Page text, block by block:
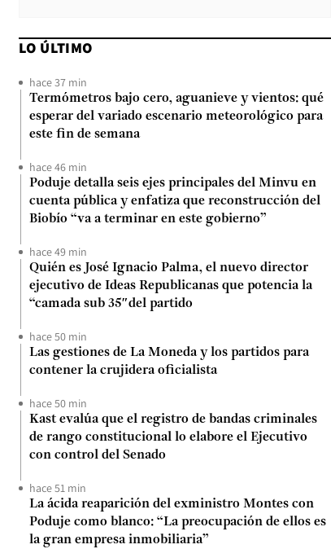
LO ÚLTIMO
hace 37 min
Termómetros bajo cero, aguanieve y vientos: qué
esperar del variado escenario meteorológico para
este fin de semana
hace 46 min
Poduje detalla seis ejes principales del Minvu en
cuenta pública y enfatiza que reconstrucción del
Biobío “va a terminar en este gobierno”
hace 49 min
Quién es José Ignacio Palma, el nuevo director
ejecutivo de Ideas Republicanas que potencia la
“camada sub 35″del partido
hace 50 min
Las gestiones de La Moneda y los partidos para
contener la crujidera oficialista
hace 50 min
Kast evalúa que el registro de bandas criminales
de rango constitucional lo elabore el Ejecutivo
con control del Senado
hace 51 min
La ácida reaparición del exministro Montes con
Poduje como blanco: “La preocupación de ellos es
la gran empresa inmobiliaria”